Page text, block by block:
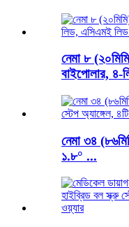
নেমা ৮
বাইপোলার, ৪-
নেমা ৩৪
১.৮° ...